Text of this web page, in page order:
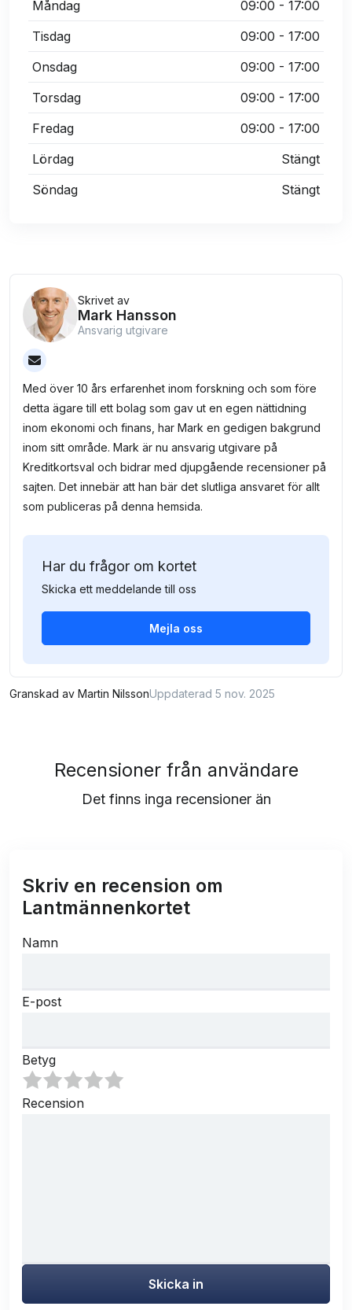
Måndag
09:00 - 17:00
Tisdag
09:00 - 17:00
Onsdag
09:00 - 17:00
Torsdag
09:00 - 17:00
Fredag
09:00 - 17:00
Lördag
Stängt
Söndag
Stängt
Skrivet av
Mark Hansson
Ansvarig utgivare
Med över 10 års erfarenhet inom forskning och som före
detta ägare till ett bolag som gav ut en egen nättidning
inom ekonomi och finans, har Mark en gedigen bakgrund
inom sitt område. Mark är nu ansvarig utgivare på
Kreditkortsval och bidrar med djupgående recensioner på
sajten. Det innebär att han bär det slutliga ansvaret för allt
som publiceras på denna hemsida.
Har du frågor om kortet
Skicka ett meddelande till oss
Mejla oss
Granskad av Martin NilssonUppdaterad 5 nov. 2025
Recensioner från användare
Det finns inga recensioner än
Skriv en recension om
Lantmännenkortet
Namn
E-post
Betyg
Recension
Skicka in